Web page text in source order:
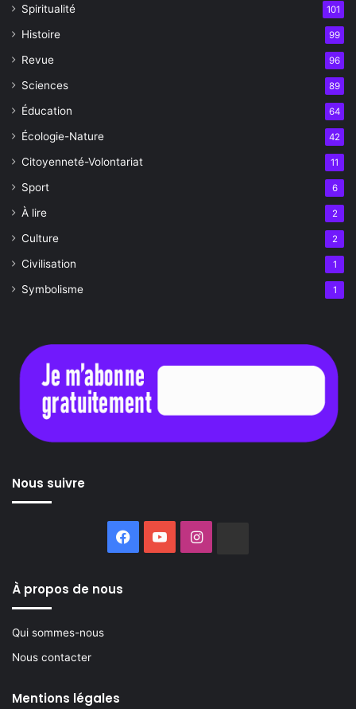
Spiritualité 101
Histoire 99
Revue 96
Sciences 89
Éducation 64
Écologie-Nature 42
Citoyenneté-Volontariat 11
Sport 6
À lire 2
Culture 2
Civilisation 1
Symbolisme 1
Nous suivre
Facebook
YouTubeInstagram
À propos de nous
Qui sommes-nous
Nous contacter
Mentions légales